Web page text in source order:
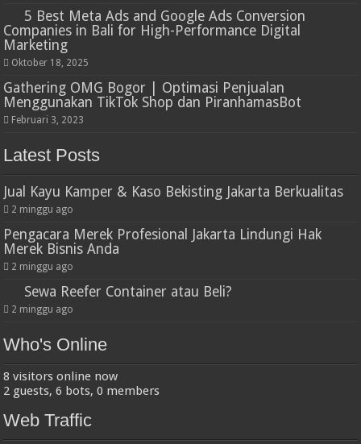
5 Best Meta Ads and Google Ads Conversion
Companies in Bali for High-Performance Digital
Marketing
Oktober 18, 2025
Gathering OMG Bogor | Optimasi Penjualan
Menggunakan TikTok Shop dan PiranhamasBot
Februari 3, 2023
Latest Posts
Jual Kayu Kamper & Kaso Bekisting Jakarta Berkualitas
2 minggu ago
Pengacara Merek Profesional Jakarta Lindungi Hak
Merek Bisnis Anda
2 minggu ago
Sewa Reefer Container atau Beli?
2 minggu ago
Who's Online
8 visitors online now
2 guests, 6 bots, 0 members
Web Traffic